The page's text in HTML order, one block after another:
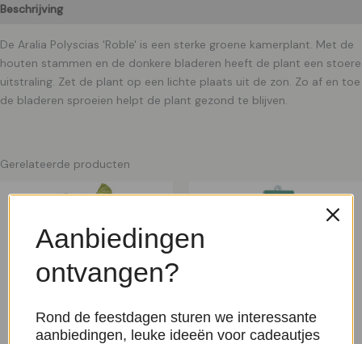
Beschrijving
De Aralia Polyscias 'Roble' is een sterke groene kamerplant. Met de
houten stammen en de donkere bladeren heeft de plant een stoere
uitstraling. Zet de plant op een lichte plaats uit de zon. Zo af en toe
de bladeren sproeien helpt de plant gezond te blijven.
Gerelateerde producten
Aanbiedingen
ontvangen?
Rond de feestdagen sturen we interessante
aanbiedingen, leuke ideeën voor cadeautjes